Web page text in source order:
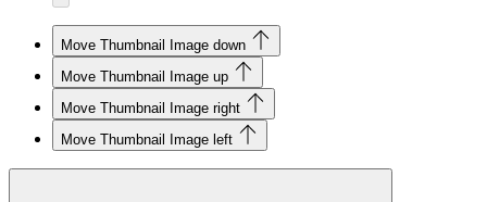
Move Thumbnail Image down
Move Thumbnail Image up
Move Thumbnail Image right
Move Thumbnail Image left